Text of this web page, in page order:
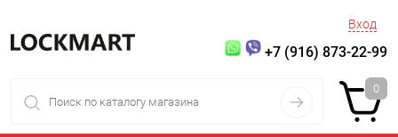
Вход
+7 (916) 873-22-99
0